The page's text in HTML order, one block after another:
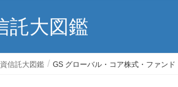
託大図鑑
信託大図鑑 GS グローバル・コア株式・ファンド